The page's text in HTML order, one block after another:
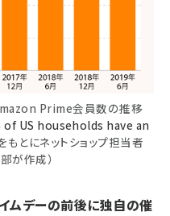
Prime会員数の推移
of US households have an
をもとにネットショップ担当者
が作成）
ムデーの前後に独自の催